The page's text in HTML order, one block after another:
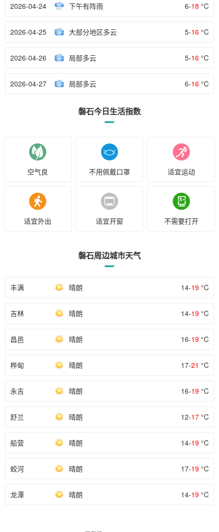
2026-04-24 下午有阵雨 6-18 °C
2026-04-25 大部分地区多云 5-16 °C
2026-04-26 局部多云 5-16 °C
2026-04-27 局部多云 6-16 °C
磐石今日生活指数
空气良 不用佩戴口罩 适宜运动
适宜外出 适宜开窗 不需要打开
磐石周边城市天气
丰满 晴朗 14-19 °C
吉林 晴朗 14-19 °C
昌邑 晴朗 16-19 °C
桦甸 晴朗 17-21 °C
永吉 晴朗 16-19 °C
舒兰 晴朗 12-17 °C
船营 晴朗 14-19 °C
蛟河 晴朗 17-19 °C
龙潭 晴朗 14-19 °C